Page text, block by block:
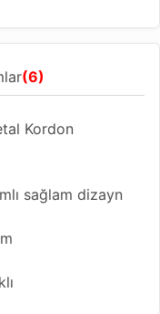
(6)
Kordon
sağlam dizayn